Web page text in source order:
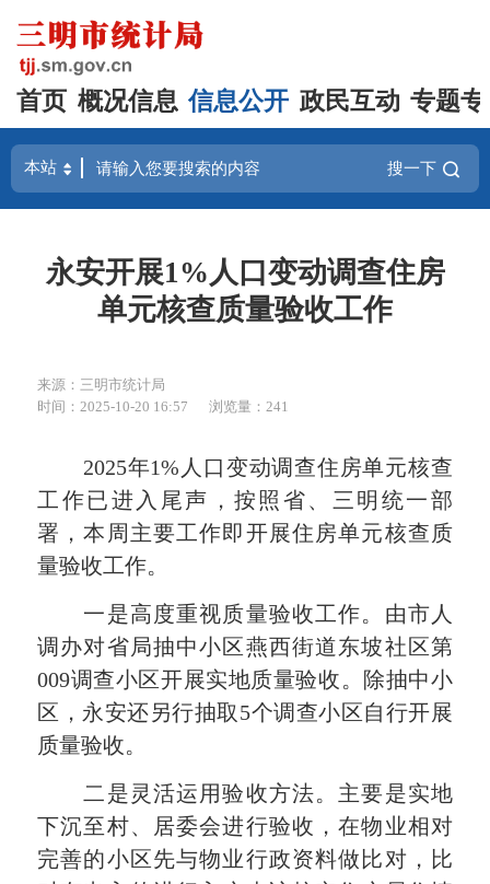
首页 概况信息 信息公开 政民互动 专题
搜一下
永安开展1%人口变动调查住房
单元核查质量验收工作
来源：三明市统计局
时间：2025-10-20 16:57
浏览量：241
2025年1%人口变动调查住房单元核查
工作已进入尾声，按照省、三明统一部
署，本周主要工作即开展住房单元核查质
量验收工作。
一是高度重视质量验收工作。由市人
调办对省局抽中小区燕西街道东坡社区第
009调查小区开展实地质量验收。除抽中小
区，永安还另行抽取5个调查小区自行开展
质量验收。
二是灵活运用验收方法。主要是实地
下沉至村、居委会进行验收，在物业相对
完善的小区先与物业行政资料做比对，比